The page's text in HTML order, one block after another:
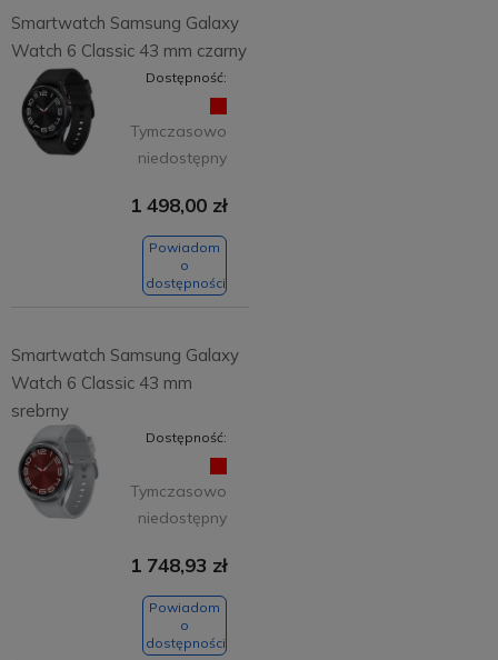
Smartwatch Samsung Galaxy
Watch 6 Classic 43 mm czarny
Dostępność:
Tymczasowo
niedostępny
1 498,00 zł
Powiadom
o
dostępności
Smartwatch Samsung Galaxy
Watch 6 Classic 43 mm
srebrny
Dostępność:
Tymczasowo
niedostępny
1 748,93 zł
Powiadom
o
dostępności